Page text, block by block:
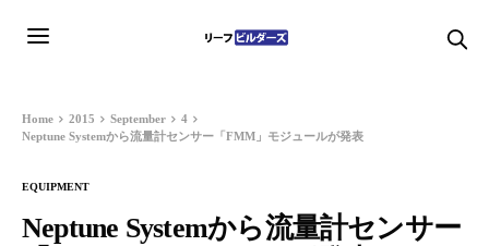
Home 2015 September
4
Neptune Systemから流量計センサー「FMM」モジュールが発表
EQUIPMENT
Neptune Systemから流量計センサー